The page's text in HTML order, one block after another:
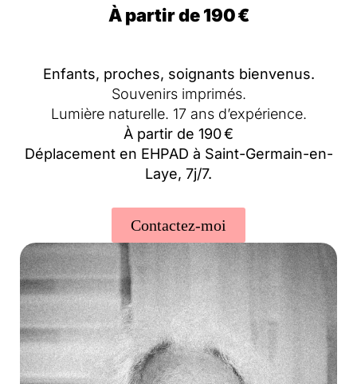
À partir de 190 €
Enfants, proches, soignants bienvenus.
Souvenirs imprimés.
Lumière naturelle. 17 ans d’expérience.
À partir de 190 €
Déplacement en EHPAD à Saint-Germain-en-
Laye, 7j/7.
Contactez-moi